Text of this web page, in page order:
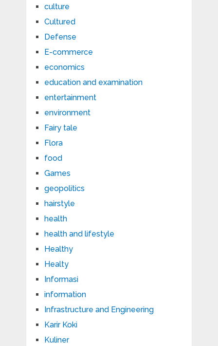
culture
Cultured
Defense
E-commerce
economics
education and examination
entertainment
environment
Fairy tale
Flora
food
Games
geopolitics
hairstyle
health
health and lifestyle
Healthy
Healty
Informasi
information
Infrastructure and Engineering
Karir Koki
Kuliner